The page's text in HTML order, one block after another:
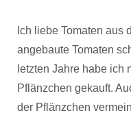
Ich liebe Tomaten aus
angebaute Tomaten
letzten Jahre habe ich
Pflänzchen gekauft.
der Pflänzchen